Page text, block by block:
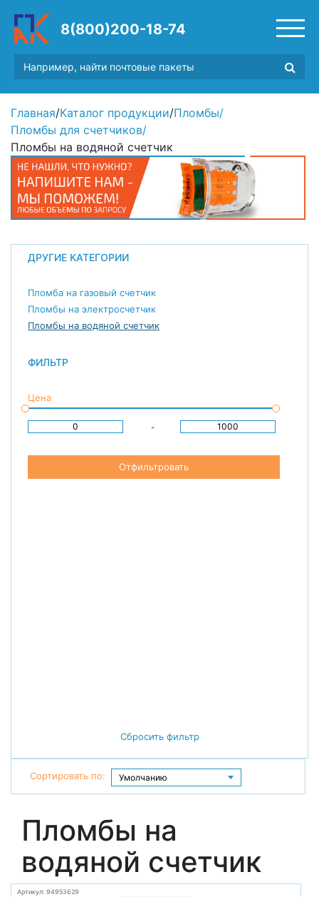
8(800)200-18-74
Главная/Каталог продукции/Пломбы/
Пломбы для счетчиков/
Пломбы на водяной счетчик
ДРУГИЕ КАТЕГОРИИ
Пломба на газовый счетчик
Пломбы на электросчетчик
Пломбы на водяной счетчик
ФИЛЬТР
Цена
-
Отфильтровать
Сбросить фильтр
Сортировать по:
Пломбы на
водяной счетчик
Артикул: 94953629